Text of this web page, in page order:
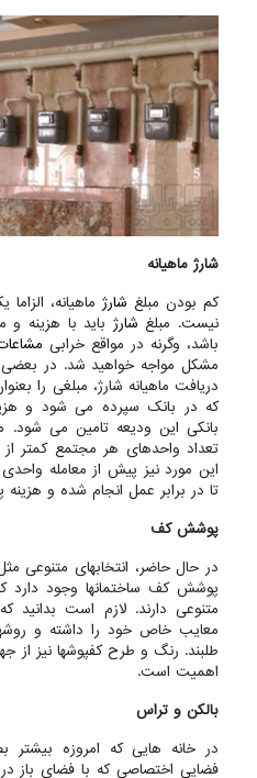
شارژ ماهیانه
کم بودن مبلغ شارژ ماهیانه،
نیست. مبلغ شارژ باید با هزینه
باشد، وگرنه در مواقع خرابی
مشکل مواجه خواهید شد. در بعضی
دریافت ماهیانه شارژ، مبلغی را
که در بانک سپرده می شود و
بانکی این ودیعه تامین می شود.
این مورد نیز پیش از معامله
تا در برابر عمل انجام شده و
پوشش کف
در حال حاضر، انتخابهای متنوعی
پوشش کف ساختمانها وجود دارد
متنوعی دارند. لازم است بدانید
معایب خاص خود را داشته و
طلبند. رنگ و طرح کفپوشها نیز از
اهمیت است.
بالکن و تراس
در خانه هایی که امروزه بیشتر
فضایی اختصاصی که با فضای باز